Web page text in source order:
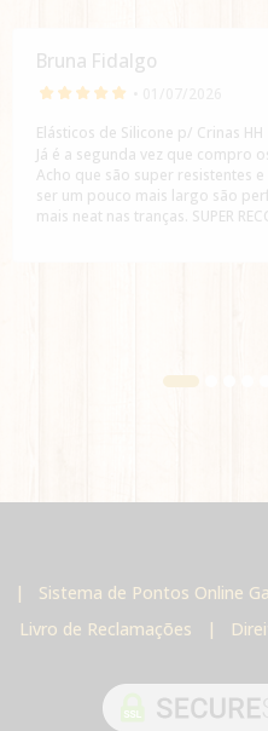
Bruna Fidalgo
Elásticos de Silicone p/ Crinas HH
Já é a segunda vez que compro
Acho que são super resistentes
ser um pouco mais largo são
mais neat nas tranças. SUPER
| Sistema de Pontos Online
Livro de Reclamações |